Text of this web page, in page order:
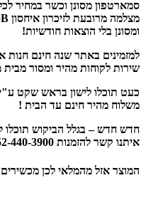
היה:
₪950.00.
הוא:
₪749.00.
ומסונן בלי הוצאות חודשיות!
שירות לקוחות מהיר ומסור מבית
משלוח מהיר חינם עד הבית !
איתנו קשר להזמנות 052-440-3900.
המוצר אזל מהמלאי לכן